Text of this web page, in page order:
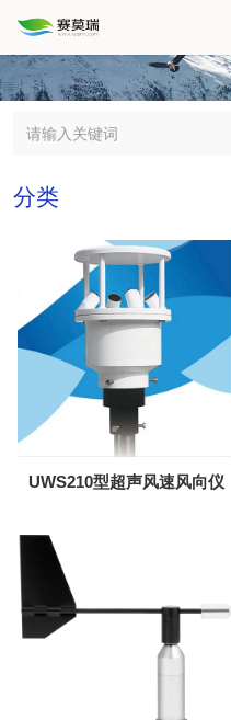
分类
UWS210型超声风速风向仪